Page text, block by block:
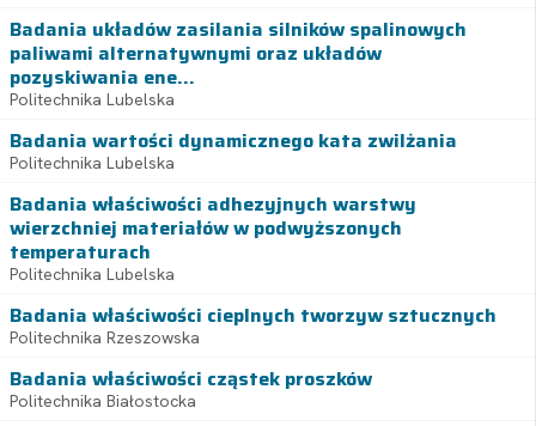
Badania układów zasilania silników spalinowych
paliwami alternatywnymi oraz układów
pozyskiwania ene...
Politechnika Lubelska
Badania wartości dynamicznego kata zwilżania
Politechnika Lubelska
Badania właściwości adhezyjnych warstwy
wierzchniej materiałów w podwyższonych
temperaturach
Politechnika Lubelska
Badania właściwości cieplnych tworzyw sztucznych
Politechnika Rzeszowska
Badania właściwości cząstek proszków
Politechnika Białostocka